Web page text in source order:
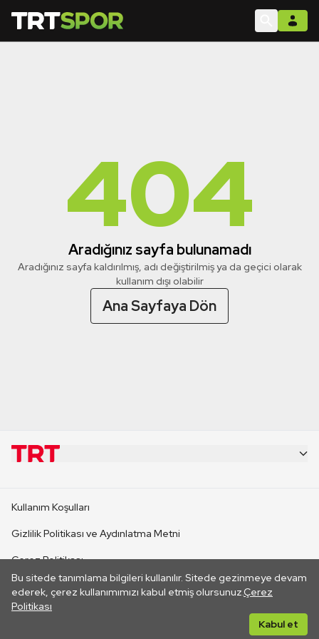
404
Aradığınız sayfa bulunamadı
Aradığınız sayfa kaldırılmış, adı değiştirilmiş ya da geçici olarak
kullanım dışı olabilir
Ana Sayfaya Dön
Bu sitede tanımlama bilgileri kullanılır. Sitede gezinmeye devam
ederek, çerez kullanımımızı kabul etmiş olursunuz.Çerez
Politikası
Kabul et
CANLI YAYINLAR
Kullanım Koşulları
Gizlilik Politikası ve Aydınlatma Metni
Çerez Politikası
İletişim
Her hakkı saklıdır. ©2026 TRT. Bağlantı yoluyla gidilen dış